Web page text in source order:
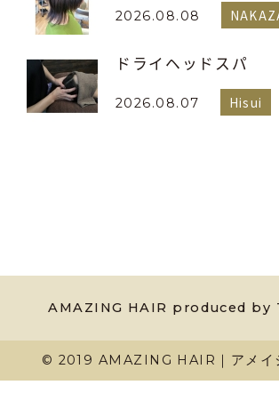
2026.08.08
ドライヘッドスパ
2026.08.07 Hisui
AMAZING HAIR produced by
© 2019 AMAZING HAIR｜アメイ